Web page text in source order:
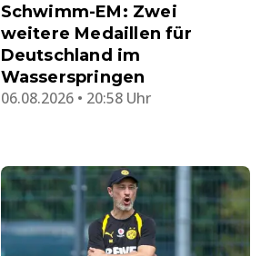
Schwimm-EM: Zwei
weitere Medaillen für
Deutschland im
Wasserspringen
06.08.2026 • 20:58 Uhr